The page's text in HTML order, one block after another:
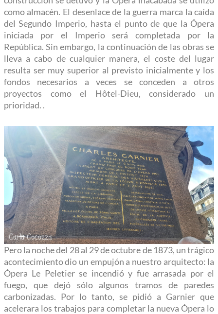
como almacén. El desenlace de la guerra marca la caída
del Segundo Imperio, hasta el punto de que la Ópera
iniciada por el Imperio será completada por la
República. Sin embargo, la continuación de las obras se
lleva a cabo de cualquier manera, el coste del lugar
resulta ser muy superior al previsto inicialmente y los
fondos necesarios a veces se conceden a otros
proyectos como el Hôtel-Dieu, considerado un
prioridad. .
Pero la noche del 28 al 29 de octubre de 1873, un trágico
acontecimiento dio un empujón a nuestro arquitecto: la
Ópera Le Peletier se incendió y fue arrasada por el
fuego, que dejó sólo algunos tramos de paredes
carbonizadas. Por lo tanto, se pidió a Garnier que
acelerara los trabajos para completar la nueva Ópera lo